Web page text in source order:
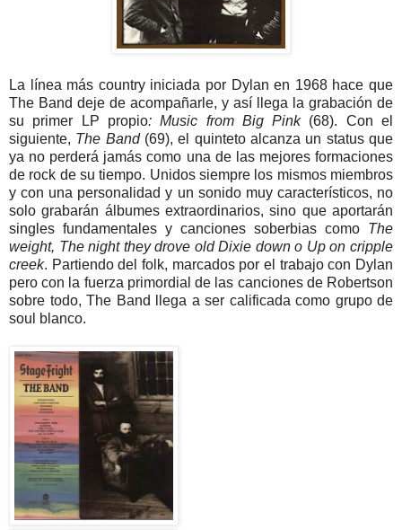
La línea más country iniciada por Dylan en 1968 hace que
The Band deje de acompañarle, y así llega la grabación de
su primer LP propio: Music from Big Pink(68). Con el
siguiente, The Band(69), el quinteto alcanza un status que
ya no perderá jamás como una de las mejores formaciones
de rock de su tiempo. Unidos siempre los mismos miembros
y con una personalidad y un sonido muy característicos, no
solo grabarán álbumes extraordinarios, sino que aportarán
singles fundamentales y canciones soberbias como The
weight, The night they drove old Dixie down o Up on cripple
creek. Partiendo del folk, marcados por el trabajo con Dylan
pero con la fuerza primordial de las canciones de Robertson
sobre todo, The Band llega a ser calificada como grupo de
soul blanco.